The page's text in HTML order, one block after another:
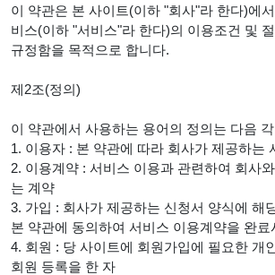
이 약관은 본 사이트(이하 "회사"라 한다)에
비스(이하 "서비스"라 한다)의 이용조건 및
규정함을 목적으로 합니다.
제2조(정의)
이 약관에서 사용하는 용어의 정의는 다음
1. 이용자 : 본 약관에 따라 회사가 제공하는
2. 이용계약 : 서비스 이용과 관련하여 회사
는 계약
3. 가입 : 회사가 제공하는 신청서 양식에 해
본 약관에 동의하여 서비스 이용계약을 완료
4. 회원 : 당 사이트에 회원가입에 필요한 개
회원 등록을 한 자